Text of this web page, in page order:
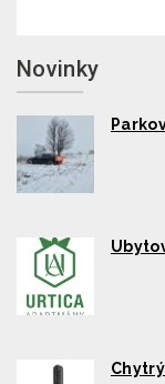
Novinky